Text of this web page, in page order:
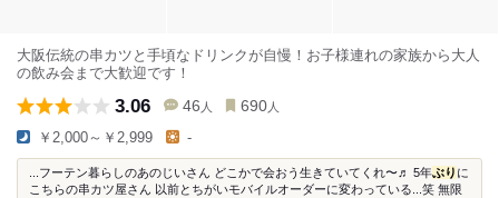
大阪伝統の串カツと手頃なドリンクが自慢！お子様連れの家族から大人
の飲み会まで大歓迎です！
3.06 46 人 690 人
￥2,000～￥2,999 -
...フーテン暮らしのあのじいさん どこかで会おう生きていてくれ〜♬ 5年ぶり に
こちらの串カツ屋さん 以前とちがいモバイルオーダーに変わっている...笑 無限